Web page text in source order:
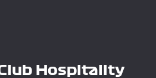
Hospitality